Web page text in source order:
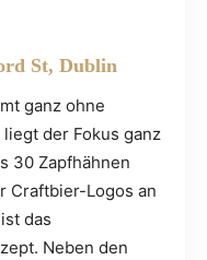
St, Dublin
ganz ohne
der Fokus ganz
30 Zapfhähnen
Craftbier-Logos an
das
Neben den